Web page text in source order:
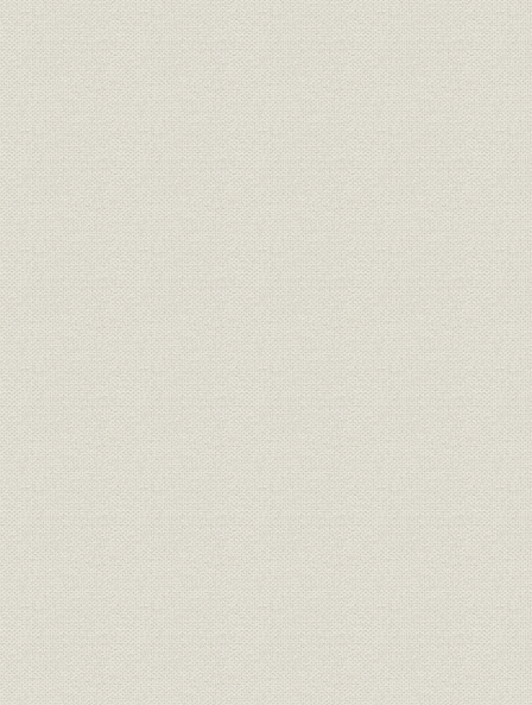
技術
21世紀への架け橋 1990●平成2
年→平成9年●1997
平成2年
年)
設備;催し
21世紀への架け橋 1990●平成2
年→平成9年●1997
平成9年